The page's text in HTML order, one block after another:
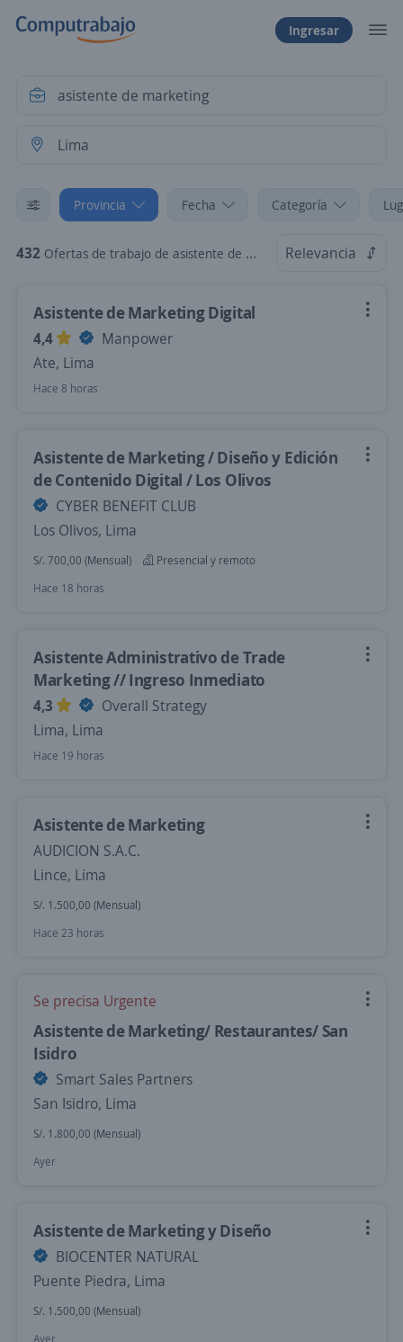
Ingresar
Provincia Fecha Categoría
432 Ofertas de trabajo de asistente de marketing en Lima Relevancia
Asistente de Marketing Digital
4,4
Manpower
Ate, Lima
Hace 8 horas
Asistente de Marketing / Diseño y Edición
de Contenido Digital / Los Olivos
CYBER BENEFIT CLUB
Los Olivos, Lima
S/. 700,00 (Mensual)
Presencial y remoto
Hace 18 horas
Asistente Administrativo de Trade
Marketing // Ingreso Inmediato
4,3
Overall Strategy
Lima, Lima
Hace 19 horas
Asistente de Marketing
AUDICION S.A.C.
Lince, Lima
S/. 1.500,00 (Mensual)
Hace 23 horas
Se precisa Urgente
Asistente de Marketing/ Restaurantes/ San
Isidro
Smart Sales Partners
San Isidro, Lima
S/. 1.800,00 (Mensual)
Ayer
Asistente de Marketing y Diseño
BIOCENTER NATURAL
Puente Piedra, Lima
S/. 1.500,00 (Mensual)
Ayer